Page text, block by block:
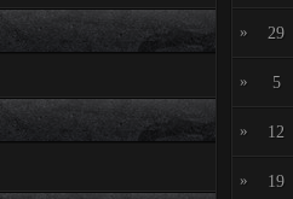
» 29
» 5
» 12
» 19